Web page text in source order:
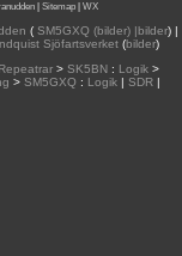
| Sitemap| WX
(SM5GXQ (bilder) |bilder) |
Sjöfartsverket (bilder)
Repeatrar> SK5BN: Logik>
> SM5GXQ : Logik | SDR |